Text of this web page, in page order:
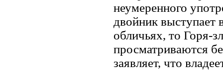
неумеренного
двойник выступает
обличьях, то Горя-
просматриваются
заявляет, что